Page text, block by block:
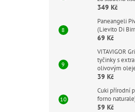
349 Kč
Paneangeli
(Lievito Di
69 Kč
VITAVIGOR
tyčinky s
olivovým
39 Kč
Cuki přírodní
forno
59 Kč